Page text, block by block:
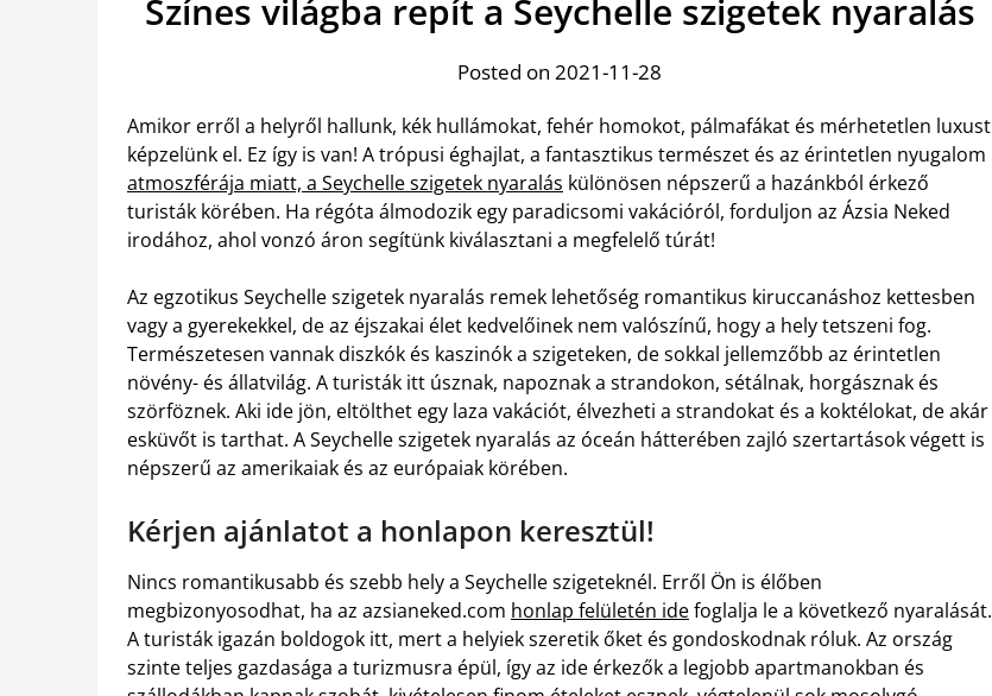
Színes világba repít a Seychelle szigetek nyaralás
Posted on 2021-11-28
Amikor erről a helyről hallunk, kék hullámokat, fehér homokot, pálmafákat és mérhetetlen luxust
képzelünk el. Ez így is van! A trópusi éghajlat, a fantasztikus természet és az érintetlen nyugalom
atmoszférája miatt, a Seychelle szigetek nyaralás különösen népszerű a hazánkból érkező
turisták körében. Ha régóta álmodozik egy paradicsomi vakációról, forduljon az Ázsia Neked
irodához, ahol vonzó áron segítünk kiválasztani a megfelelő túrát!
Az egzotikus Seychelle szigetek nyaralás remek lehetőség romantikus kiruccanáshoz kettesben
vagy a gyerekekkel, de az éjszakai élet kedvelőinek nem valószínű, hogy a hely tetszeni fog.
Természetesen vannak diszkók és kaszinók a szigeteken, de sokkal jellemzőbb az érintetlen
növény- és állatvilág. A turisták itt úsznak, napoznak a strandokon, sétálnak, horgásznak és
szörföznek. Aki ide jön, eltölthet egy laza vakációt, élvezheti a strandokat és a koktélokat, de akár
esküvőt is tarthat. A Seychelle szigetek nyaralás az óceán hátterében zajló szertartások végett is
népszerű az amerikaiak és az európaiak körében.
Kérjen ajánlatot a honlapon keresztül!
Nincs romantikusabb és szebb hely a Seychelle szigeteknél. Erről Ön is élőben
megbizonyosodhat, ha az azsianeked.com honlap felületén idefoglalja le a következő nyaralását.
A turisták igazán boldogok itt, mert a helyiek szeretik őket és gondoskodnak róluk. Az ország
szinte teljes gazdasága a turizmusra épül, így az ide érkezők a legjobb apartmanokban és